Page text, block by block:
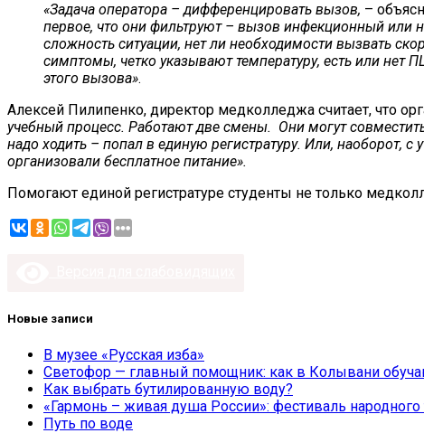
«Задача оператора – дифференцировать вызов, –
первое, что они фильтруют – вызов инфекционный или
сложность ситуации, нет ли необходимости вызвать
симптомы, четко указывают температуру, есть или нет
этого вызова».
Алексей Пилипенко, директор медколледжа считает, что
учебный процесс. Работают две смены. Они могут
надо ходить – попал в единую регистратуру. Или, наоборот,
организовали бесплатное питание».
Помогают единой регистратуре студенты не только
Новые записи
В музее «Русская изба»
Светофор — главный помощник: как в Колывани
Как выбрать бутилированную воду?
«Гармонь – живая душа России»: фестиваль народного
Путь по воде